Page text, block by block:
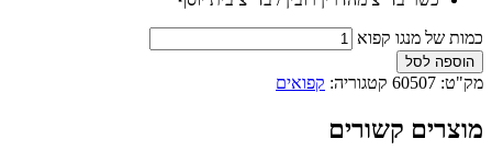
כמות של מנגו קפוא
הוספה לסל
מק"ט: 60507 קטגוריה: קפואים
מוצרים קשורים